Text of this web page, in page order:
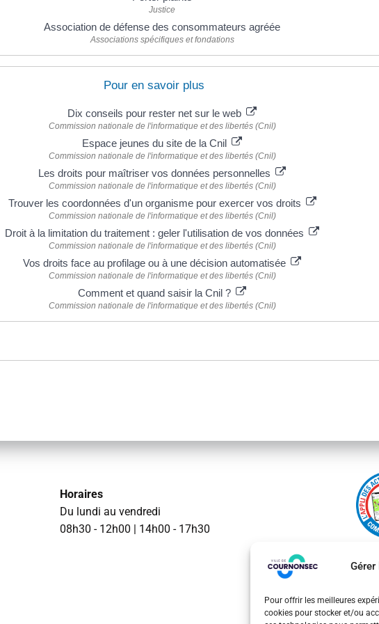
Pour offrir les meilleures
cookies pour stocker et/ou
Justice
Association de défense des consommateurs agréée
Associations spécifiques et fondations
Pour en savoir plus
Dix conseils pour rester net sur le web
Commission nationale de l'informatique et des libertés (Cnil)
Espace jeunes du site de la Cnil
Commission nationale de l'informatique et des libertés (Cnil)
Les droits pour maîtriser vos données personnelles
Commission nationale de l'informatique et des libertés (Cnil)
Trouver les coordonnées d'un organisme pour exercer vos droits
Commission nationale de l'informatique et des libertés (Cnil)
Droit à la limitation du traitement : geler l'utilisation de vos données
Commission nationale de l'informatique et des libertés (Cnil)
Vos droits face au profilage ou à une décision automatisée
Commission nationale de l'informatique et des libertés (Cnil)
Comment et quand saisir la Cnil ?
Commission nationale de l'informatique et des libertés (Cnil)
Horaires
Du lundi au vendredi
08h30 - 12h00 | 14h00 - 17h30